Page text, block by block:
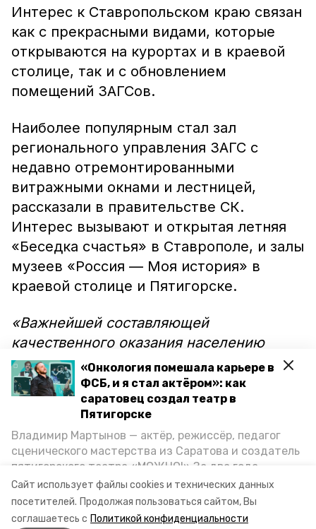
Сайт использует файлы cookies и технических данных
посетителей. Продолжая пользоваться сайтом, Вы
соглашаетесь с Политикой конфиденциальности
«Онкология помешала карьере в
ФСБ, и я стал актёром»: как
саратовец создал театр в
Пятигорске
Владимир Мартынов — актёр, режиссёр, педагог
сценического мастерства из Саратова и создатель
пятигорского театра «МОЖНО!» За два года
существования театр выпустил восемь спектаклей,
впереди — новые премьеры. О том, как стал
артистом, попал в Пятигорск и собрал труппу,
Интерес к Ставропольском краю связан
как с прекрасными видами, которые
открываются на курортах и в краевой
столице, так и с обновлением
помещений ЗАГСов.
Наиболее популярным стал зал
регионального управления ЗАГС с
недавно отремонтированными
витражными окнами и лестницей,
рассказали в правительстве СК.
Интерес вызывают и открытая летняя
«Беседка счастья» в Ставрополе, и залы
музеев «Россия — Моя история» в
краевой столице и Пятигорске.
«Важнейшей составляющей
качественного оказания населению
услуг по государственной регистрации
актов гражданского состояния является
достойное состояние занимаемых
отделами ЗАГС помещений и
прилегающих к ним территорий», —
подчеркнул начальник управления ЗАГС
Ставропольского края Сергея
Назаренко.